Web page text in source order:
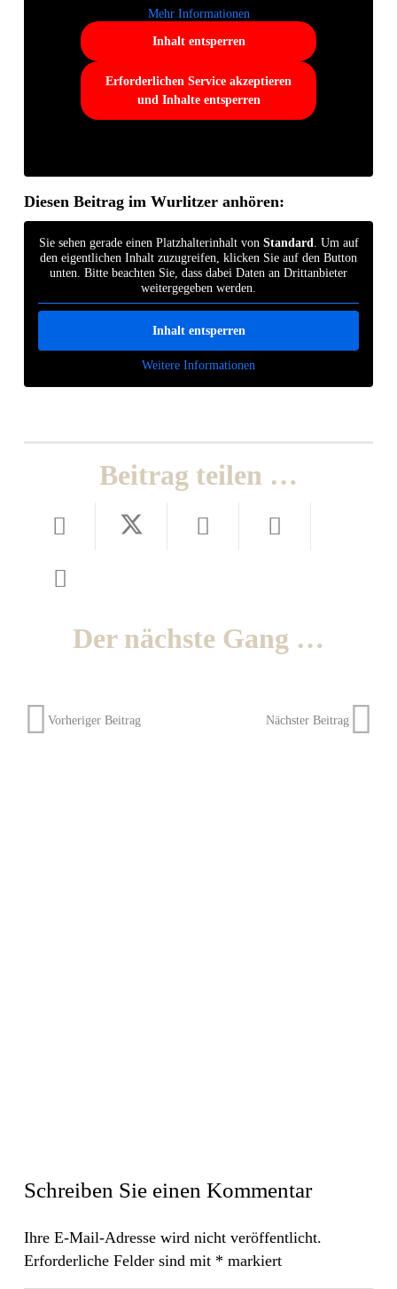
Mehr Informationen
Inhalt entsperren
Erforderlichen Service akzeptieren
und Inhalte entsperren
Diesen Beitrag im Wurlitzer anhören:
Sie sehen gerade einen Platzhalterinhalt von Standard. Um auf
den eigentlichen Inhalt zuzugreifen, klicken Sie auf den Button
unten. Bitte beachten Sie, dass dabei Daten an Drittanbieter
weitergegeben werden.
Inhalt entsperren
Weitere Informationen
Beitrag teilen …
Der nächste Gang …
Vorheriger Beitrag Nächster Beitrag
Schreiben Sie einen Kommentar
Ihre E-Mail-Adresse wird nicht veröffentlicht.
Erforderliche Felder sind mit * markiert